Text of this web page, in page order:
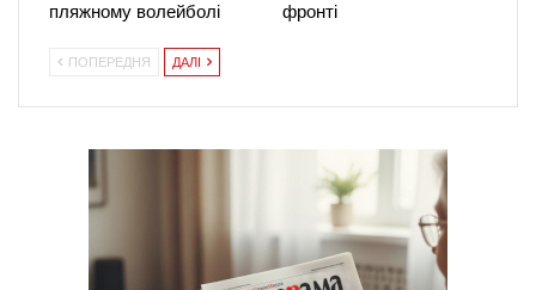
пляжному волейболі
фронті
ПОПЕРЕДНЯ ДАЛІ